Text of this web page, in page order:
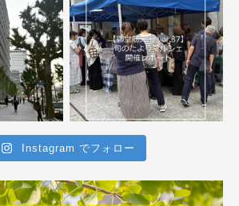
Instagram でフォロー